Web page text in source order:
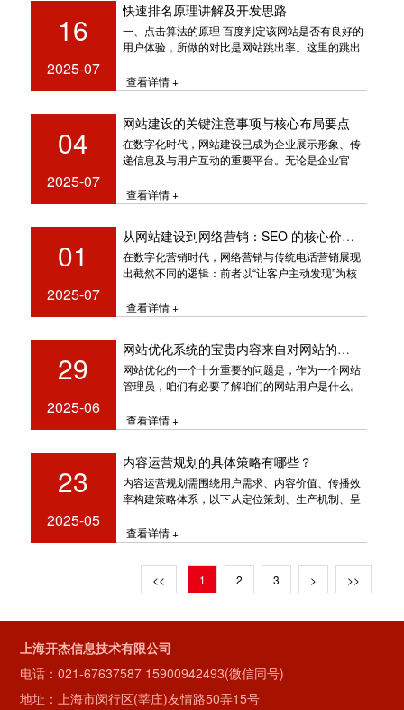
16
2025-07
快速排名原理讲解及开发思路
一、点击算法的原理 百度判定该网站是否有良好的
用户体验，所做的对比是网站跳出率。这里的跳出
查看详情 +
04
2025-07
网站建设的关键注意事项与核心布局要点
在数字化时代，网站建设已成为企业展示形象、传
递信息及与用户互动的重要平台。无论是企业官
查看详情 +
01
2025-07
从网站建设到网络营销：SEO 的核心价值与实践路径
在数字化营销时代，网络营销与传统电话营销展现
出截然不同的逻辑：前者以“让客户主动发现”为核
查看详情 +
29
2025-06
网站优化系统的宝贵内容来自对网站的积累和分析
网站优化的一个十分重要的问题是，作为一个网站
管理员，咱们有必要了解咱们的网站用户是什么。
查看详情 +
23
2025-05
内容运营规划的具体策略有哪些？
内容运营规划需围绕用户需求、内容价值、传播效
率构建策略体系，以下从定位策划、生产机制、呈
查看详情 +
<< 1 2 3 > >>
上海开杰信息技术有限公司
电话：021-67637587 15900942493(微信同号)
地址：上海市闵行区(莘庄)友情路50弄15号